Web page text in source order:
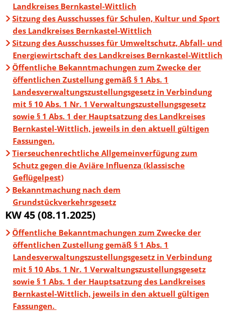
Landkreises Bernkastel-Wittlich
Sitzung des Ausschusses für Schulen, Kultur und Sport
des Landkreises Bernkastel-Wittlich
Sitzung des Ausschusses für Umweltschutz, Abfall- und
Energiewirtschaft des Landkreises Bernkastel-Wittlich
Öffentliche Bekanntmachungen zum Zwecke der
öffentlichen Zustellung gemäß § 1 Abs. 1
Landesverwaltungszustellungsgesetz in Verbindung
mit § 10 Abs. 1 Nr. 1 Verwaltungszustellungsgesetz
sowie § 1 Abs. 1 der Hauptsatzung des Landkreises
Bernkastel-Wittlich, jeweils in den aktuell gültigen
Fassungen.
Tierseuchenrechtliche Allgemeinverfügung zum
Schutz gegen die Aviäre Influenza (klassische
Geflügelpest)
Bekanntmachung nach dem
Grundstückverkehrsgesetz
KW 45 (08.11.2025)
Öffentliche Bekanntmachungen zum Zwecke der
öffentlichen Zustellung gemäß § 1 Abs. 1
Landesverwaltungszustellungsgesetz in Verbindung
mit § 10 Abs. 1 Nr. 1 Verwaltungszustellungsgesetz
sowie § 1 Abs. 1 der Hauptsatzung des Landkreises
Bernkastel-Wittlich, jeweils in den aktuell gültigen
Fassungen.